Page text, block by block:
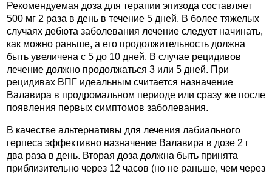
Рекомендуемая доза для терапии эпизода составляет
500 мг 2 раза в день в течение 5 дней. В более тяжелых
случаях дебюта заболевания лечение следует начинать,
как можно раньше, а его продолжительность должна
быть увеличена с 5 до 10 дней. В случае рецидивов
лечение должно продолжаться 3 или 5 дней. При
рецидивах ВПГ идеальным считается назначение
Валавира в продромальном периоде или сразу же после
появления первых симптомов заболевания.
В качестве альтернативы для лечения лабиального
герпеса эффективно назначение Валавира в дозе 2 г
два раза в день. Вторая доза должна быть принята
приблизительно через 12 часов (но не раньше, чем через